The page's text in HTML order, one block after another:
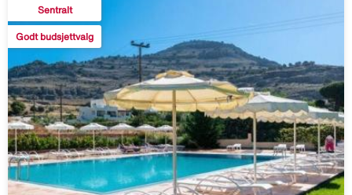
Sentralt
Godt budsjettvalg